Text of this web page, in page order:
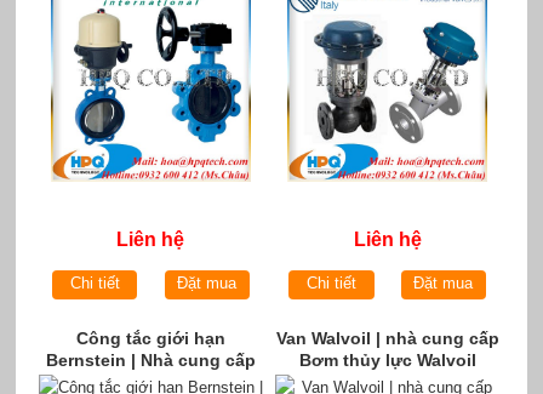
Liên hệ
Chi tiết Đặt mua
Liên hệ
Chi tiết Đặt mua
Công tắc giới hạn
Bernstein | Nhà cung cấp
Bernstein tại Việt Nam
Van Walvoil | nhà cung cấp
Bơm thủy lực Walvoil